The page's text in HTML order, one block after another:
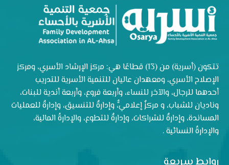
تتكون (أسرية) من (13) قطاعًا هي: مركز الإرشاد الأسري، ومركز
الإصلاح الأسري، ومعهدان عاليان للتنمية الأسرية للتدريب
أحدهما للرجال، والآخر للنساء، وأربعة فروع، وأربعة أندية للبنات،
وناديان للشباب، و مركزٌ إعلاميٌّ، وإدارةٌ للتنسيق، وإدارةٌ للعمليات
المساندة، وإدارةٌ للشراكات، وإدارةٌ للتطوع، والإدارةُ المالية،
والإدارةُ النسائية .